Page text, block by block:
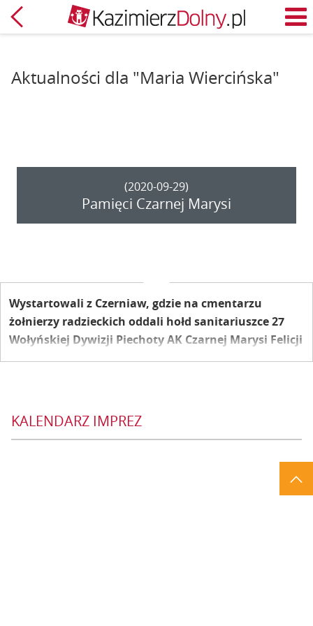
Powrót
Aktualności dla "Maria Wiercińska"
(2020-09-29)
Pamięci Czarnej Marysi
Wystartowali z Czerniaw, gdzie na cmentarzu
żołnierzy radzieckich oddali hołd sanitariuszce 27
Wołyńskiej Dywizji Piechoty AK Czarnej Marysi Felicji
Korzeniowskiej. To jej właśnie poświęcony został
KALENDARZ IMPREZ